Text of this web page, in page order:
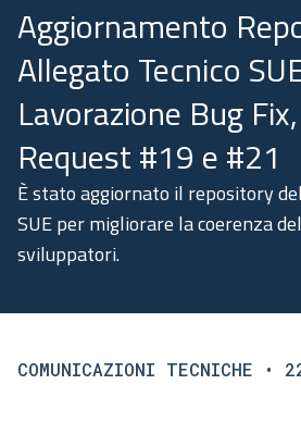
Aggiornamento
Allegato Tecnico
Lavorazione Bug
Request #19 e #21
È stato aggiornato il repository
SUE per migliorare la coerenza
sviluppatori.
COMUNICAZIONI TECNICHE •